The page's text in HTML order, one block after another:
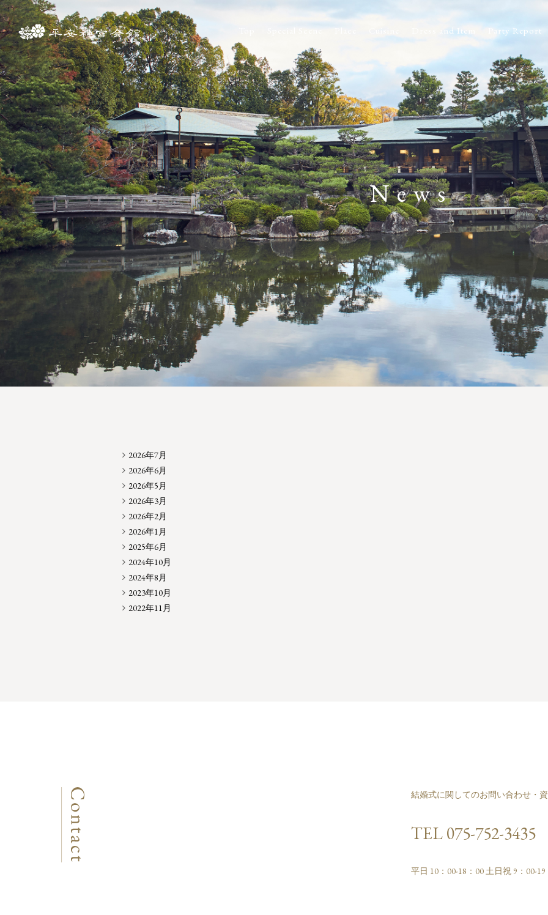
Special Scene Place Dress and Item Party Report
News
2026年7月
2026年6月
2026年5月
2026年3月
2026年2月
2026年1月
2025年6月
2024年10月
2024年8月
2023年10月
2022年11月
結婚式に関してのお問い合わせ・
TEL 075-752-3435
平日 10：00-18：00 土日祝 9：00-